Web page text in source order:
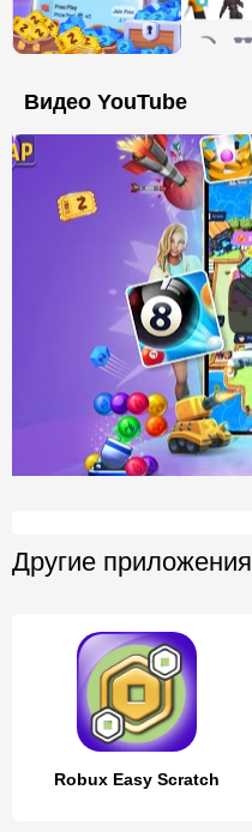
Видео YouTube
Другие приложения
Robux Easy Scratch